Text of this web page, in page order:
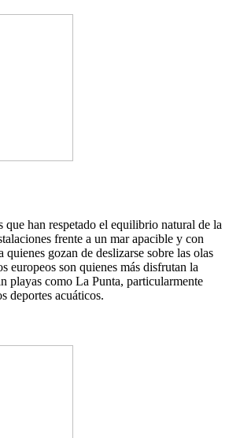
que han respetado el equilibrio natural de la
frente a un mar apacible y con
quienes gozan de deslizarse sobre las olas
europeos son quienes más disfrutan la
playas como La Punta, particularmente
deportes acuáticos.